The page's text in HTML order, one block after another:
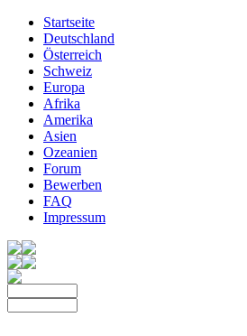
Startseite
Deutschland
Österreich
Schweiz
Europa
Afrika
Amerika
Asien
Ozeanien
Forum
Bewerben
FAQ
Impressum